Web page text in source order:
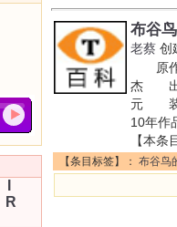
R
布谷
老蔡 创
原作
杰 出
元 装
10年作
【本条
【条目标签】： 布谷鸟